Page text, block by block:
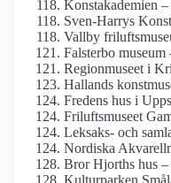
Konst­akademien
Sven-Harrys
Vallby
Falsterbo museum
Regionmuseet i
Hallands
Fredens hus i
Frilufts­museet
Leksaks- och
Nordiska
Bror Hjorths hus –
Kulturparken